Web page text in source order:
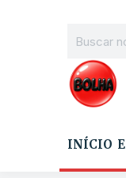
INÍCIO